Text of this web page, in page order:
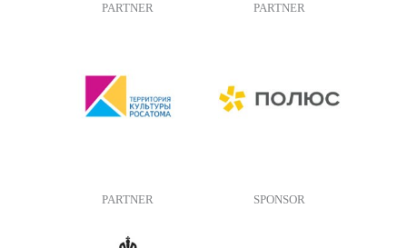
PARTNER PARTNER
PARTNER SPONSOR